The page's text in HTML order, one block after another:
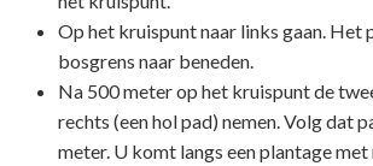
Op het kruispunt naar links gaan. Het
bosgrens naar beneden.
Na 500 meter op het kruispunt de
rechts (een hol pad) nemen. Volg dat
meter. U komt langs een plantage